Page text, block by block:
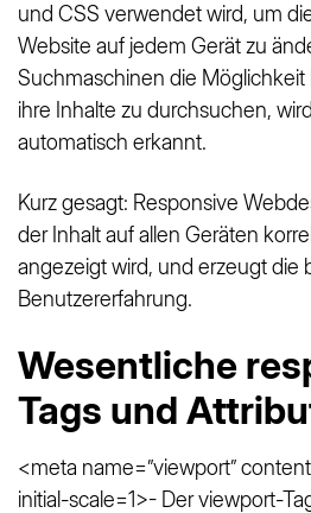
und CSS verwendet wird, um
Website auf jedem Gerät zu
Suchmaschinen die Möglichkeit
ihre Inhalte zu durchsuchen,
automatisch erkannt.
Kurz gesagt: Responsive
der Inhalt auf allen Geräten
angezeigt wird, und erzeugt die
Benutzererfahrung.
Wesentliche
Tags und
<meta name=”viewport”
initial-scale=1>- Der viewport-